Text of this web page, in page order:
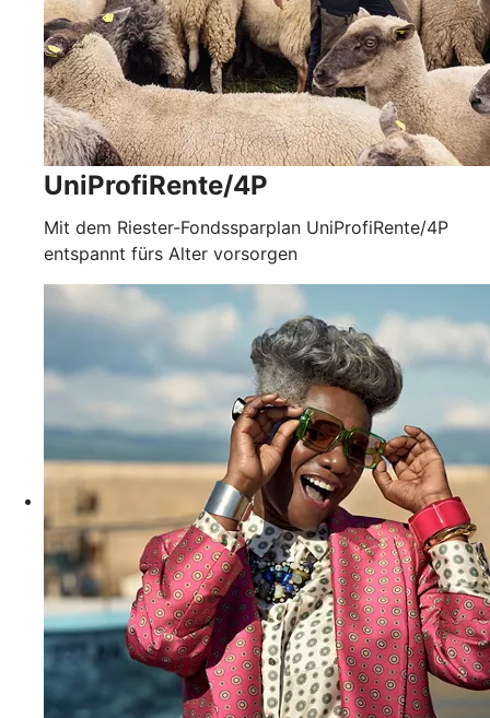
UniProfiRente/4P
Mit dem Riester-Fondssparplan UniProfiRente/4P
entspannt fürs Alter vorsorgen